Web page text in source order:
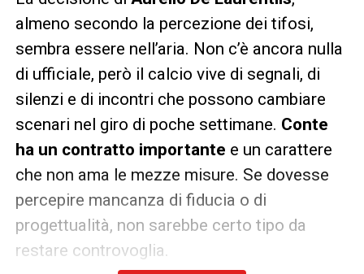
almeno secondo la percezione dei tifosi,
sembra essere nell’aria. Non c’è ancora nulla
di ufficiale, però il calcio vive di segnali, di
silenzi e di incontri che possono cambiare
scenari nel giro di poche settimane. Conte
ha un contratto importante e un carattere
che non ama le mezze misure. Se dovesse
percepire mancanza di fiducia o di
progettualità, non sarebbe certo tipo da
restare controvoglia.